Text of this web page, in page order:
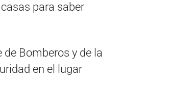
para saber
Bomberos y de la
en el lugar